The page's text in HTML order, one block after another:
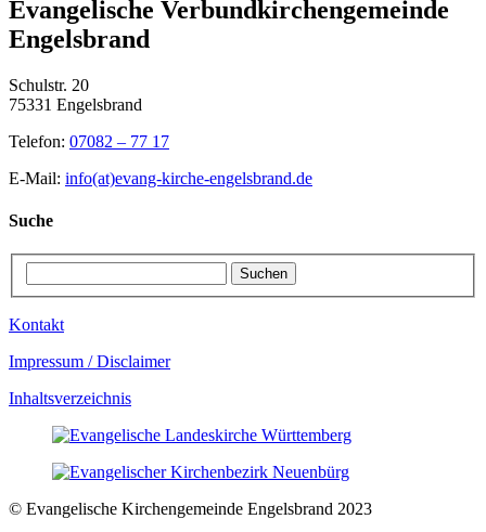
Evangelische Verbundkirchengemeinde
Engelsbrand
Schulstr. 20
75331 Engelsbrand
Telefon: 07082 – 77 17
E-Mail: info(at)evang-kirche-engelsbrand.de
Suche
Kontakt
Impressum / Disclaimer
Inhaltsverzeichnis
© Evangelische Kirchengemeinde Engelsbrand 2023